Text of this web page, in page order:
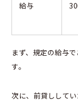
給与
まず、規定の給与
す。
次に、前貸しして